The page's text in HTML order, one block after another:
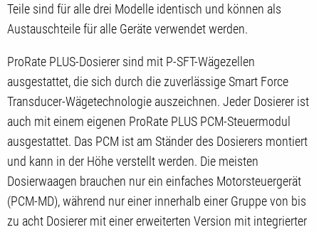
Teile sind für alle drei Modelle identisch und können als
Austauschteile für alle Geräte verwendet werden.
ProRate PLUS-Dosierer sind mit P-SFT-Wägezellen
ausgestattet, die sich durch die zuverlässige Smart Force
Transducer-Wägetechnologie auszeichnen. Jeder Dosierer ist
auch mit einem eigenen ProRate PLUS PCM-Steuermodul
ausgestattet. Das PCM ist am Ständer des Dosierers montiert
und kann in der Höhe verstellt werden. Die meisten
Dosierwaagen brauchen nur ein einfaches Motorsteuergerät
(PCM-MD), während nur einer innerhalb einer Gruppe von bis
zu acht Dosierer mit einer erweiterten Version mit integrierter